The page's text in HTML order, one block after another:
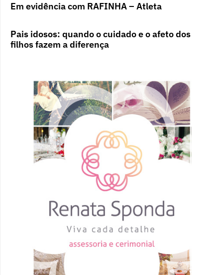
Em evidência com RAFINHA – Atleta
Pais idosos: quando o cuidado e o afeto dos
filhos fazem a diferença